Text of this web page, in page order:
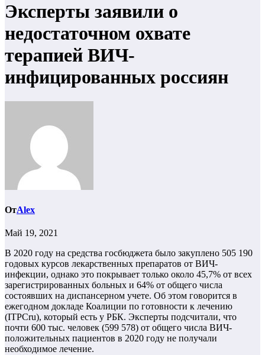
Эксперты заявили о
недостаточном охвате
терапией ВИЧ-
инфицированных россиян
ОтAlex
Май 19, 2021
В 2020 году на средства госбюджета было закуплено 505 190
годовых курсов лекарственных препаратов от ВИЧ-
инфекции, однако это покрывает только около 45,7% от всех
зарегистрированных больных и 64% от общего числа
состоявших на диспансерном учете. Об этом говорится в
ежегодном докладе Коалиции по готовности к лечению
(ITPCru), который есть у РБК. Эксперты подсчитали, что
почти 600 тыс. человек (599 578) от общего числа ВИЧ-
положительных пациентов в 2020 году не получали
необходимое лечение.